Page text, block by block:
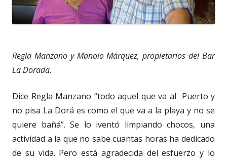
Regla Manzano y Manolo Márquez, propietarios del Bar
La Dorada.
Dice Regla Manzano “todo aquel que va al Puerto y
no pisa La Dorá es como el que va a la playa y no se
quiere bañá”. Se lo iventó limpiando chocos, una
actividad a la que no sabe cuantas horas ha dedicado
de su vida. Pero está agradecida del esfuerzo y lo